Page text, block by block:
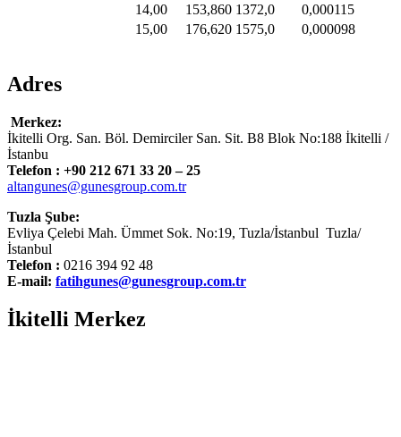
14,00
153,860 1372,0
0,000115
15,00
176,620 1575,0 0,000098
Adres
Merkez:
İkitelli Org. San. Böl. Demirciler San. Sit. B8 Blok No:188 İkitelli /
İstanbu
Telefon : +90 212 671 33 20 – 25
altangunes@gunesgroup.com.tr
Tuzla Şube:
Evliya Çelebi Mah. Ümmet Sok. No:19, Tuzla/İstanbul Tuzla/
İstanbul
Telefon : 0216 394 92 48
E-mail: fatihgunes@gunesgroup.com.tr
İkitelli Merkez